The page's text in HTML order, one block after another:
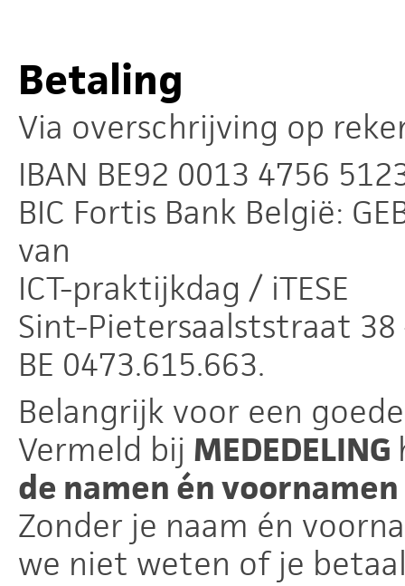
Betaling
Via overschrijving op
IBAN BE92 0013 4756
BIC Fortis Bank België:
van
ICT-praktijkdag / iTESE
Sint-Pietersaalststraat 38
BE 0473.615.663.
Belangrijk voor een
Vermeld bij MEDEDELING
de namen én
Zonder je naam én
we niet weten of je